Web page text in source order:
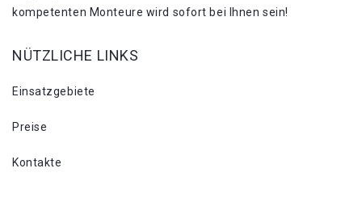
kompetenten Monteure wird sofort bei Ihnen sein!
NÜTZLICHE LINKS
Einsatzgebiete
Preise
Kontakte